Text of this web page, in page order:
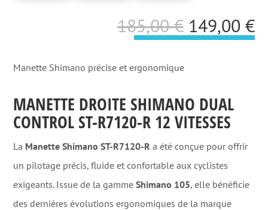
185,00€ Le
prix
185,00 €.
149,00 €
Manette Shimano précise et ergonomique
MANETTE DROITE SHIMANO DUAL
CONTROL ST-R7120-R 12 VITESSES
La Manette Shimano ST-R7120-R a été conçue pour offrir
un pilotage précis, fluide et confortable aux cyclistes
exigeants. Issue de la gammeShimano 105, elle bénéficie
des dernières évolutions ergonomiques de la marque